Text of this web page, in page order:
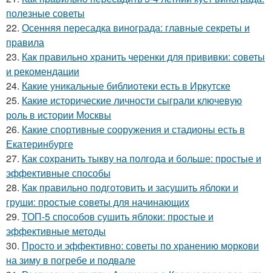
полезные советы
22. Осенняя пересадка винограда: главные секреты и
правила
23. Как правильно хранить черенки для прививки: советы
и рекомендации
24. Какие уникальные библиотеки есть в Иркутске
25. Какие исторические личности сыграли ключевую
роль в истории Москвы
26. Какие спортивные сооружения и стадионы есть в
Екатеринбурге
27. Как сохранить тыкву на полгода и больше: простые и
эффективные способы
28. Как правильно подготовить и засушить яблоки и
груши: простые советы для начинающих
29. ТОП-5 способов сушить яблоки: простые и
эффективные методы
30. Просто и эффективно: советы по хранению моркови
на зиму в погребе и подвале